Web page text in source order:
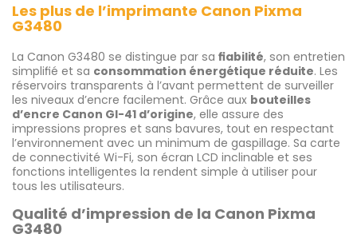
Les plus de l’imprimante Canon Pixma
G3480
La Canon G3480 se distingue par sa fiabilité, son entretien
simplifié et sa consommation énergétique réduite. Les
réservoirs transparents à l’avant permettent de surveiller
les niveaux d’encre facilement. Grâce aux bouteilles
d’encre Canon GI-41 d’origine, elle assure des
impressions propres et sans bavures, tout en respectant
l’environnement avec un minimum de gaspillage. Sa carte
de connectivité Wi-Fi, son écran LCD inclinable et ses
fonctions intelligentes la rendent simple à utiliser pour
tous les utilisateurs.
Qualité d’impression de la Canon Pixma
G3480